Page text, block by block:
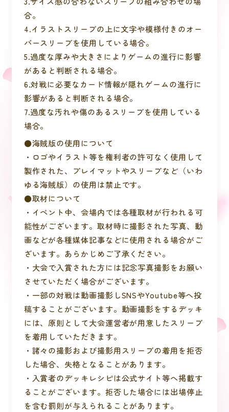
合。
4.イラストスリーブの上に文字や模様付きのオー
バースリーブを使用している場合。
5.過度な厚みや大きさによりゲームの進行に影響
があると判断される場合。
6.対戦に必要なカード情報が隠れゲームの進行に
影響があると判断される場合。
7.過度な汚れや傷のあるスリーブを使用している
場合。
●海賊版の使用について
・ロゴやイラスト等を権利者の許可なく使用して
製作された、プレイマットやスリーブなど（いわ
ゆる海賊版）の使用は禁止です。
●取材について
・イベント中、会場内では各種取材が行われる可
能性がございます。取材時に撮影された写真、動
画などが各種媒体記事などに使用される場合がご
ざいます。あらかじめご了承ください。
・大会で入賞された方には記念写真撮影をお願い
させていただく場合がございます。
・一部の対戦は動画撮影しSNSやYoutube等へ投
稿することがございます。動画撮影をするデッキ
には、原則として大会運営者が用意したスリーブ
を着用していただきます。
・諸々の撮影および撮影用スリーブの着用を拒否
した場合、失格となることがあります。
・入賞者のデッキレシピは公式サイト等へ掲載す
ることがございます。拒否した場合には出場停止
を含む罰則が与えられることがあります。